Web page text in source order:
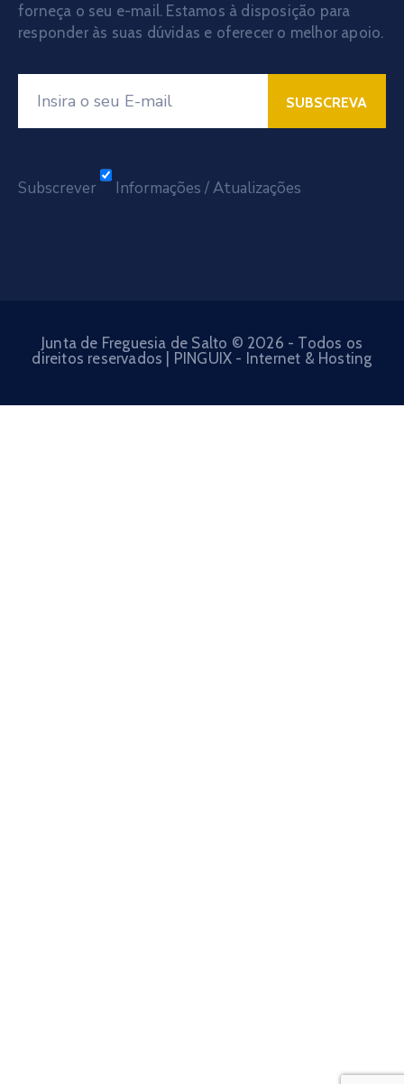
forneça o seu e-mail. Estamos à disposição para
responder às suas dúvidas e oferecer o melhor apoio.
Subscrever Informações / Atualizações
Junta de Freguesia de Salto © 2026 - Todos os
direitos reservados | PINGUIX - Internet & Hosting